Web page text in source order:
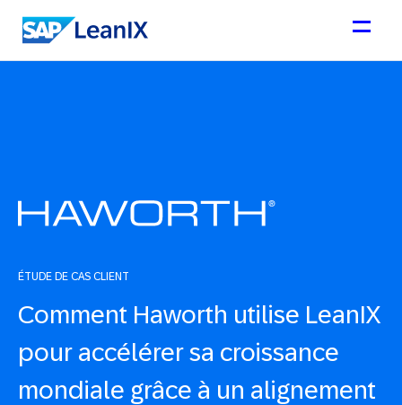
ÉTUDE DE CAS CLIENT
Comment Haworth utilise LeanIX
pour accélérer sa croissance
mondiale grâce à un alignement